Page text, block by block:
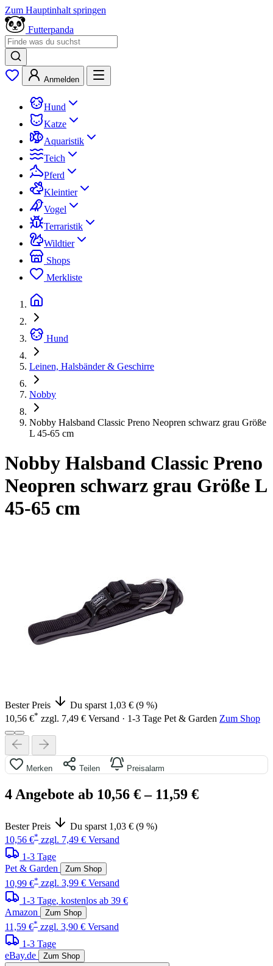
Zum Hauptinhalt springen
Futterpanda
Anmelden
Hund
Katze
Aquaristik
Teich
Pferd
Kleintier
Vogel
Terraristik
Wildtier
Shops
Merkliste
Hund
Leinen, Halsbänder & Geschirre
Nobby
Nobby Halsband Classic Preno Neopren schwarz grau Größe
L 45-65 cm
Nobby Halsband Classic Preno
Neopren schwarz grau Größe L
45-65 cm
Bester Preis
Du sparst 1,03 € (9 %)
10,56 €* zzgl. 7,49 € Versand · 1-3 Tage Pet & Garden Zum Shop
Merken Teilen Preisalarm
4 Angebote ab 10,56 €– 11,59 €
Bester Preis
Du sparst 1,03 € (9 %)
10,56 €* zzgl. 7,49 € Versand
1-3 Tage
Pet & Garden
Zum Shop
10,99 €* zzgl. 3,99 € Versand
1-3 Tage, kostenlos ab 39 €
Amazon
Zum Shop
11,59 €* zzgl. 3,90 € Versand
1-3 Tage
eBay.de
Zum Shop